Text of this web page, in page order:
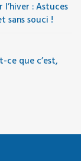
: Astuces
sans souci !
ce que c’est,